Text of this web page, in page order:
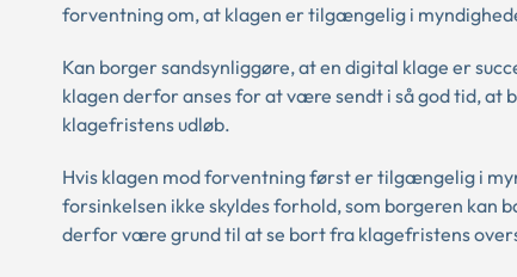
forventning om, at klagen er tilgængelig i
Kan borger sandsynliggøre, at en digital klage er
klagen derfor anses for at være sendt i så god tid,
klagefristens udløb.
Hvis klagen mod forventning først er tilgængelig i
forsinkelsen ikke skyldes forhold, som borgeren
derfor være grund til at se bort fra klagefristens